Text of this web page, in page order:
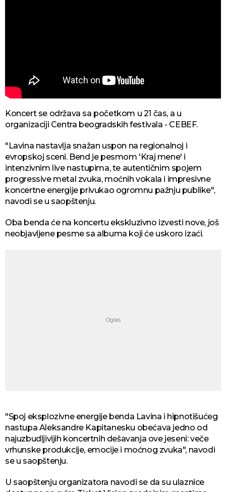
Koncert se održava sa početkom u 21 čas, a u
organizaciji Centra beogradskih festivala - CEBEF.
"Lavina nastavlja snažan uspon na regionalnoj i
evropskoj sceni. Bend je pesmom 'Kraj mene' i
intenzivnim live nastupima, te autentičnim spojem
progressive metal zvuka, moćnih vokala i impresivne
koncertne energije privukao ogromnu pažnju publike",
navodi se u saopštenju.
Oba benda će na koncertu ekskluzivno izvesti nove, još
neobjavljene pesme sa albuma koji će uskoro izaći.
"Spoj eksplozivne energije benda Lavina i hipnotišućeg
nastupa Aleksandre Kapitanesku obećava jedno od
najuzbudljivijih koncertnih dešavanja ove jeseni: veče
vrhunske produkcije, emocije i moćnog zvuka", navodi
se u saopštenju.
U saopštenju organizatora navodi se da su ulaznice